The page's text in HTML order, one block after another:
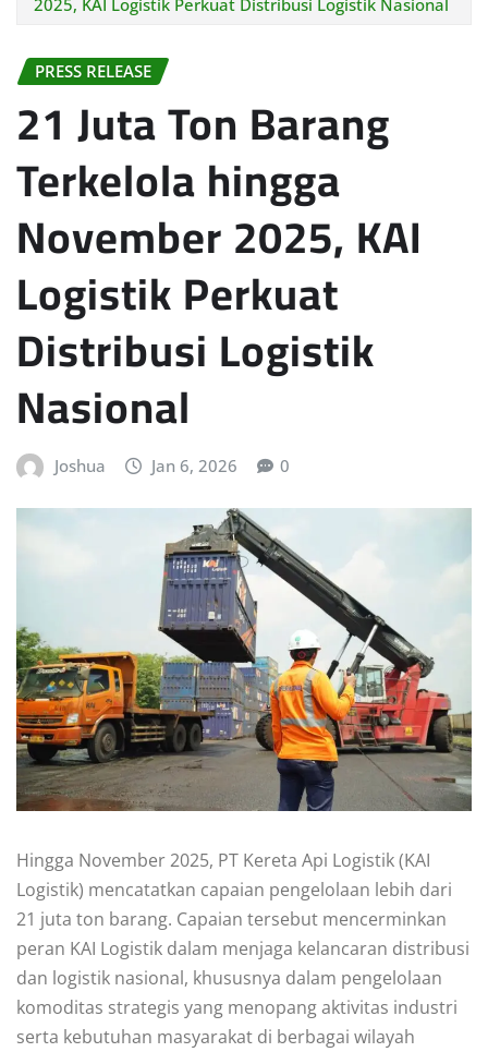
2025, KAI Logistik Perkuat Distribusi Logistik Nasional
PRESS RELEASE
21 Juta Ton Barang
Terkelola hingga
November 2025, KAI
Logistik Perkuat
Distribusi Logistik
Nasional
Joshua Jan 6, 2026 0
Hingga November 2025, PT Kereta Api Logistik (KAI
Logistik) mencatatkan capaian pengelolaan lebih dari
21 juta ton barang. Capaian tersebut mencerminkan
peran KAI Logistik dalam menjaga kelancaran distribusi
dan logistik nasional, khususnya dalam pengelolaan
komoditas strategis yang menopang aktivitas industri
serta kebutuhan masyarakat di berbagai wilayah